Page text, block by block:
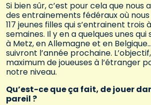
Si bien sûr, c’est pour cela que nous
des entrainements fédéraux où
117 jeunes filles qui s’entrainent
semaines. Il y en a quelques unes
à Metz, en Allemagne et en
suivront l’année prochaine.
maximum de joueuses à l’étranger
notre niveau.
Qu’est-ce que ça fait, de jouer
pareil ?